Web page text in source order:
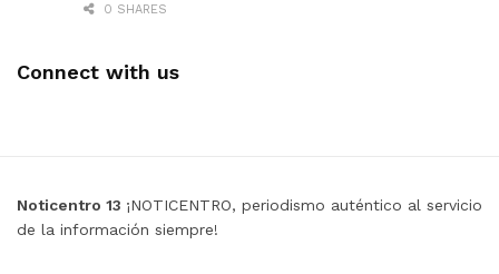
0 SHARES
Connect with us
Noticentro 13 ¡NOTICENTRO, periodismo auténtico al servicio
de la información siempre!